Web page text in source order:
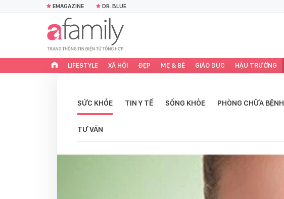
EMAGAZINE DR. BLUE
LIFESTYLE XÃ HỘI ĐẸP MẸ & BÉ GIÁO DỤC HẬU TRƯỜNG
SỨC KHỎE TIN Y TẾ SỐNG KHỎE PHÒNG CHỮA BỆNH
TƯ VẤN